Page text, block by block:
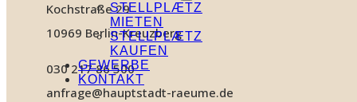
STELLPLÆTZ
MIETEN
STELLPLÆTZ
KAUFEN
GEWERBE
KONTAKT
Kochstraße 29
10969 Berlin-Kreuzberg
030 217 86 500
anfrage@hauptstadt-raeume.de